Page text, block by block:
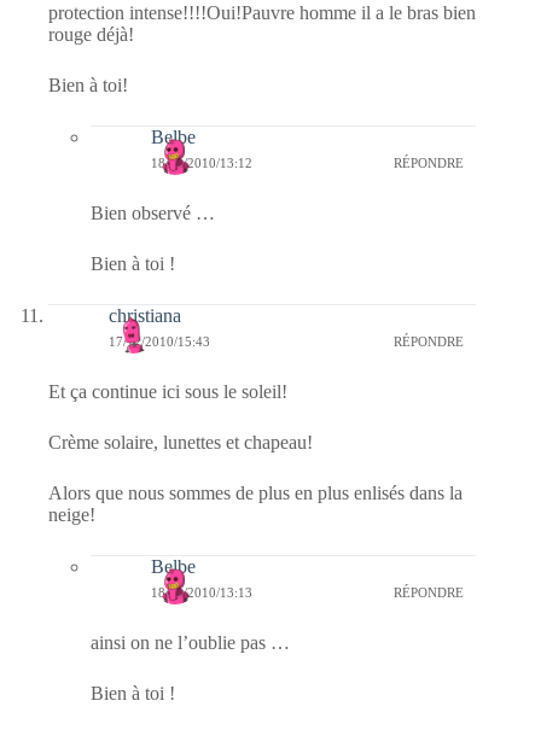
protection intense!!!!Oui!Pauvre homme il a le bras bien
rouge déjà!
Bien à toi!
Belbe
18/12/2010/13:12 RÉPONDRE
Bien observé …
Bien à toi !
christiana
17/12/2010/15:43 RÉPONDRE
Et ça continue ici sous le soleil!
Crème solaire, lunettes et chapeau!
Alors que nous sommes de plus en plus enlisés dans la
neige!
Belbe
18/12/2010/13:13 RÉPONDRE
ainsi on ne l’oublie pas …
Bien à toi !